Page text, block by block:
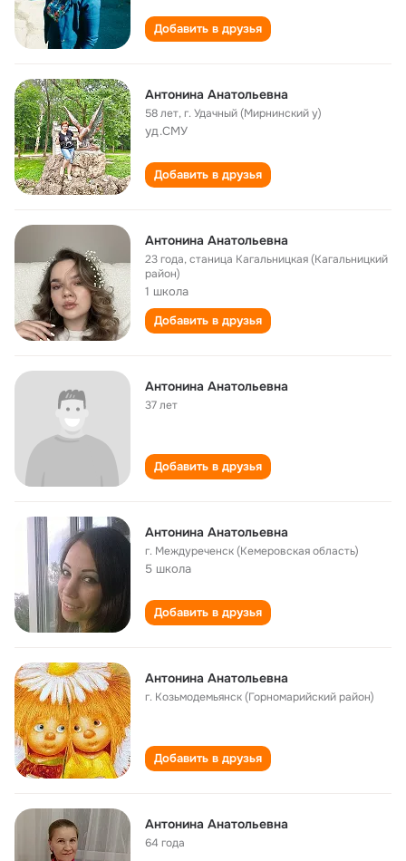
Добавить в друзья
Антонина Анатольевна
58 лет,г. Удачный (Мирнинский у)
уд.СМУ
Добавить в друзья
Антонина Анатольевна
23 года,станица Кагальницкая (Кагальницкий
район)
1 школа
Добавить в друзья
Антонина Анатольевна
37 лет
Добавить в друзья
Антонина Анатольевна
г. Междуреченск (Кемеровская область)
5 школа
Добавить в друзья
Антонина Анатольевна
г. Козьмодемьянск (Горномарийский район)
Добавить в друзья
Антонина Анатольевна
64 года